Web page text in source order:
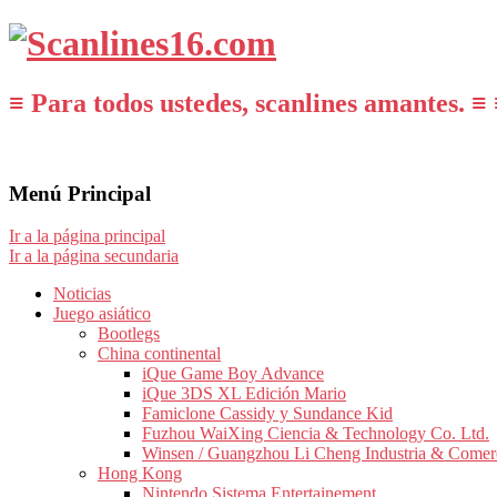
≡ Para todos ustedes, scanlines amantes. ≡
Menú Principal
Ir a la página principal
Ir a la página secundaria
Noticias
Juego asiático
Bootlegs
China continental
iQue Game Boy Advance
iQue 3DS XL Edición Mario
Famiclone Cassidy y Sundance Kid
Fuzhou WaiXing Ciencia & Technology Co. Ltd.
Winsen / Guangzhou Li Cheng Industria &
Hong Kong